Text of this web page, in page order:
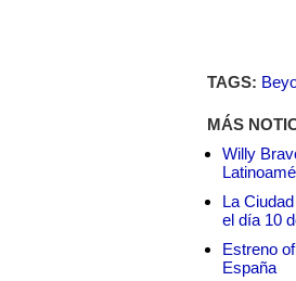
TAGS:
MÁS
Willy
La
el día 10
Estreno
España